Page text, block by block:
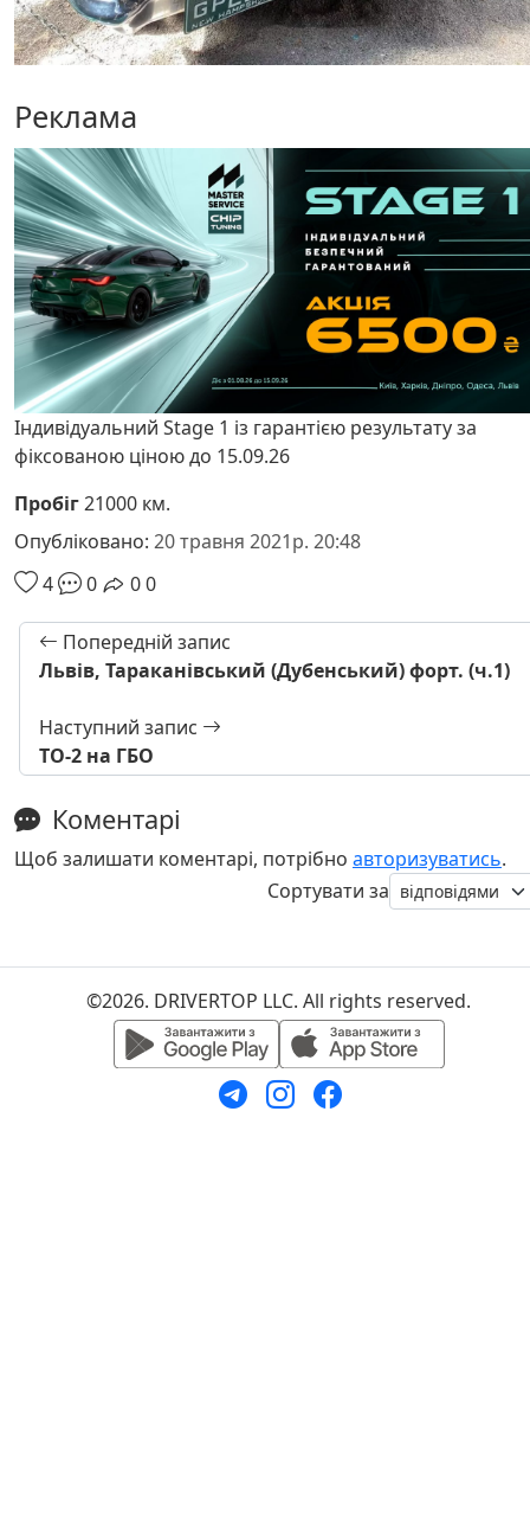
Реклама
Індивідуальний Stage 1 із гарантією результату за
фіксованою ціною до 15.09.26
Пробіг21000 км.
Опубліковано: 20 травня 2021р. 20:48
4
0 00
Попередній запис
Львів, Тараканівський (Дубенський) форт. (ч.1)
Наступний запис
ТО-2 на ГБО
Коментарі
Щоб залишати коментарі, потрібно авторизуватись.
Сортувати за
©2026. DRIVERTOP LLC. All rights reserved.